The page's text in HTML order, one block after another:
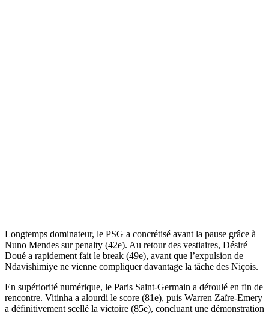
Longtemps dominateur, le PSG a concrétisé avant la pause grâce à
Nuno Mendes sur penalty (42e). Au retour des vestiaires, Désiré
Doué a rapidement fait le break (49e), avant que l’expulsion de
Ndavishimiye ne vienne compliquer davantage la tâche des Niçois.
En supériorité numérique, le Paris Saint-Germain a déroulé en fin de
rencontre. Vitinha a alourdi le score (81e), puis Warren Zaïre-Emery
a définitivement scellé la victoire (85e), concluant une démonstration